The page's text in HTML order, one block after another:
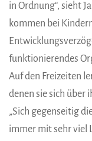
in Ordnung“, sieht
kommen bei
funktionierendes
Auf den Freizeiten
denen sie sich über
„Sich gegenseitig
immer mit sehr viel